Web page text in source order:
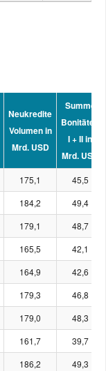
Neukredite
Volumen in
Mrd. USD
Summe
Bonitäten
I + II in
Mrd. USD
175,1
45,5
184,2
49,4
179,1
48,7
165,5
42,1
164,9
42,6
179,3
46,8
179,0
48,3
161,7
39,7
186,2
49,3